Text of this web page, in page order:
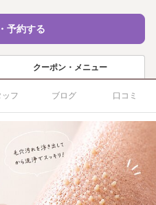
予約する
クーポン・メニュー
ッフ ブログ 口コミ